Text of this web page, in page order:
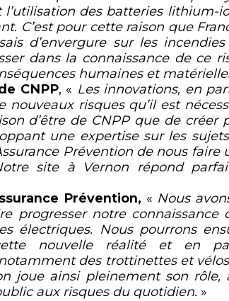
des batteries lithium-
C’est pour cette raison que
d’envergure sur les
dans la connaissance de ce
humaines et
CNPP, « Les innovations, en
risques qu’il est
d’être de CNPP que de créer
une expertise sur les
Prévention de nous faire
site à Vernon répond
Prévention, « Nous
progresser notre connaissance
électriques. Nous pourrons
nouvelle réalité et en
des trottinettes et
joue ainsi pleinement son rôle,
aux risques du quotidien. »